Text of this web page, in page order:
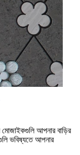
মোজাইকগুলি আপনার বাড়ির
ভবিষ্যতে আপনার